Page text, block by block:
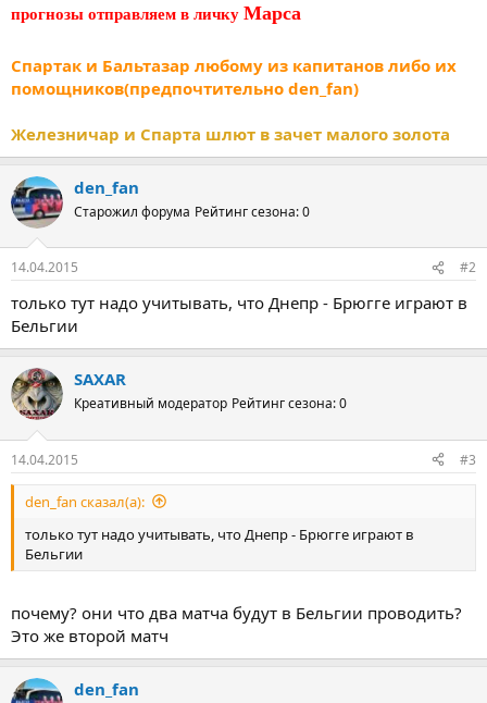
прогнозы отправляем в личку Марса
Спартак и Бальтазар любому из капитанов либо их
помощников(предпочтительно den_fan)
Железничар и Спарта шлют в зачет малого золота
den_fan
Старожил форума Рейтинг сезона: 0
14.04.2015 #2
только тут надо учитывать, что Днепр - Брюгге играют в
Бельгии
SAXAR
Креативный модератор Рейтинг сезона: 0
14.04.2015 #3
den_fan сказал(а):
только тут надо учитывать, что Днепр - Брюгге играют в
Бельгии
почему? они что два матча будут в Бельгии проводить?
Это же второй матч
den_fan